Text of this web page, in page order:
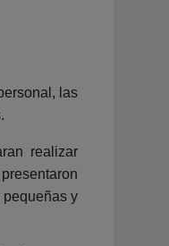
las
realizar
pequeñas y